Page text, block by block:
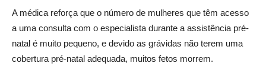
A médica reforça que o número de mulheres que têm acesso
a uma consulta com o especialista durante a assistência pré-
natal é muito pequeno, e devido as grávidas não terem uma
cobertura pré-natal adequada, muitos fetos morrem.